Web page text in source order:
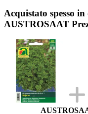
Acquistato spesso
AUSTROSAAT